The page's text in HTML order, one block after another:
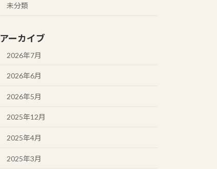
未分類
アーカイブ
2026年7月
2026年6月
2026年5月
2025年12月
2025年4月
2025年3月